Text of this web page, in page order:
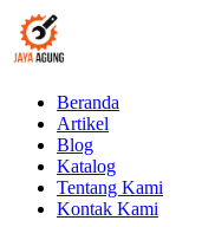
Beranda
Artikel
Blog
Katalog
Tentang Kami
Kontak Kami